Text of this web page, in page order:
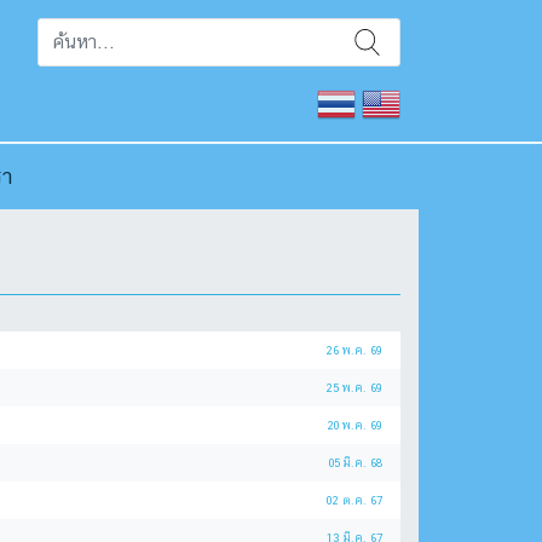
26 พ.ค. 69
25 พ.ค. 69
20 พ.ค. 69
05 มี.ค. 68
02 ต.ค. 67
13 มี.ค. 67